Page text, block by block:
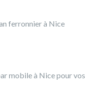
ferronnier à Nice
mobile à Nice pour vos